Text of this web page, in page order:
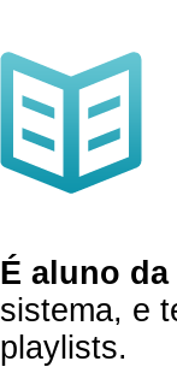
É aluno da
sistema, e
playlists.